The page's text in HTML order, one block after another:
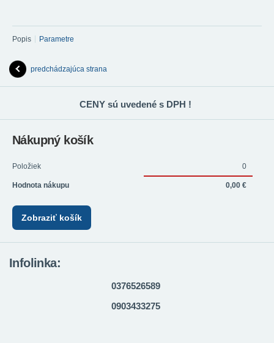
Popis Parametre
predchádzajúca strana
CENY sú uvedené s DPH !
Nákupný košík
Položiek 0
Hodnota nákupu 0,00 €
Zobraziť košík
Infolinka:
0376526589
0903433275